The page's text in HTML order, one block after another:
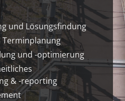
und Lösungsfindung
Terminplanung
und -optimierung
& -reporting